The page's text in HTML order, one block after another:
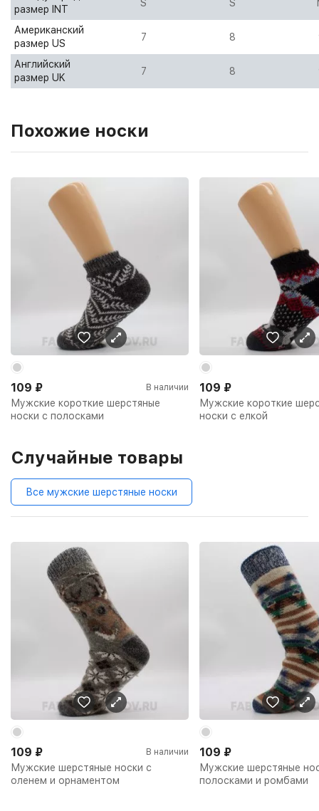
размер INT
S S
Американский
размер US
7 8
Английский
размер UK
7 8
Похожие носки
Мужские короткие шерстяные
носки с полосками
109 ₽ В наличии
Мужские короткие
носки с елкой
109 ₽
Случайные товары
Все мужские шерстяные носки
Мужские шерстяные носки с
оленем и орнаментом
109 ₽ В наличии
Мужские шерстяные
полосками и ромбами
109 ₽